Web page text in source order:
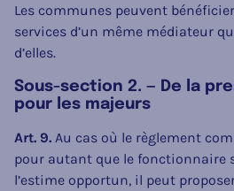
Les communes peuvent
services d’un même médiateur
d’elles.
Sous-section 2. — De la
pour les majeurs
Art. 9. Au cas où le règlement
pour autant que le fonctionnaire
l’estime opportun, il peut